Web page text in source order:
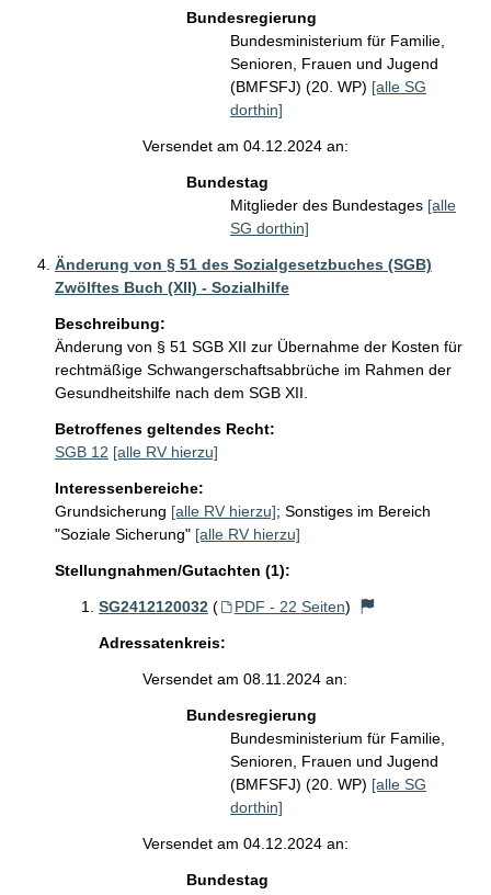
Bundesregierung
Bundesministerium für Familie,
Senioren, Frauen und Jugend
(BMFSFJ) (20. WP) [alle SG
dorthin]
Versendet am 04.12.2024 an:
Bundestag
Mitglieder des Bundestages [alle
SG dorthin]
Änderung von § 51 des Sozialgesetzbuches (SGB)
Zwölftes Buch (XII) - Sozialhilfe
Beschreibung:
Änderung von § 51 SGB XII zur Übernahme der Kosten für
rechtmäßige Schwangerschaftsabbrüche im Rahmen der
Gesundheitshilfe nach dem SGB XII.
Betroffenes geltendes Recht:
SGB 12 [alle RV hierzu]
Interessenbereiche:
Grundsicherung [alle RV hierzu]; Sonstiges im Bereich
"Soziale Sicherung" [alle RV hierzu]
Stellungnahmen/Gutachten (1):
SG2412120032 ( PDF - 22 Seiten)
Adressatenkreis:
Versendet am 08.11.2024 an:
Bundesregierung
Bundesministerium für Familie,
Senioren, Frauen und Jugend
(BMFSFJ) (20. WP) [alle SG
dorthin]
Versendet am 04.12.2024 an:
Bundestag